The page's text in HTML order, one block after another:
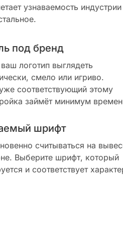
узнаваемость
под бренд
логотип выглядеть
смело или игриво.
соответствующий этому
займёт минимум
шрифт
считываться на
Выберите шрифт, который
и соответствует